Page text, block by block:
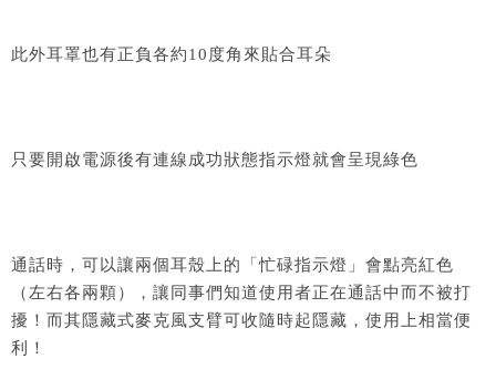
此外耳罩也有正負各約10度角來貼合耳朵
只要開啟電源後有連線成功狀態指示燈就會呈現綠色
通話時，可以讓兩個耳殼上的「忙碌指示燈」會點亮紅色
（左右各兩顆），讓同事們知道使用者正在通話中而不被打
擾！而其隱藏式麥克風支臂可收隨時起隱藏，使用上相當便
利！